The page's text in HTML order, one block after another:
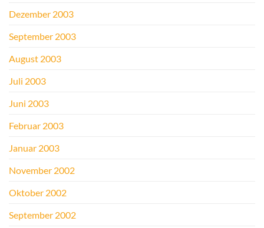
Dezember 2003
September 2003
August 2003
Juli 2003
Juni 2003
Februar 2003
Januar 2003
November 2002
Oktober 2002
September 2002